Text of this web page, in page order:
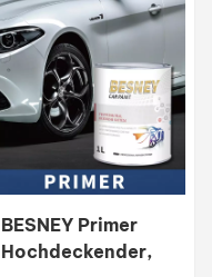
Trocknungszeit. Die
leicht schleifbare
Formel sorgt für eine
glatte Basis und
verbessert die
Haftung und die
Gesamtqualität des
Decklacks. Dieser
Primer wurde für den
professionellen Einsatz
BESNEY Primer
Hochdeckender,